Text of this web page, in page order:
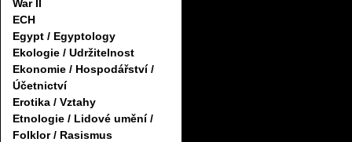
War II
ECH
Egypt / Egyptology
Ekologie / Udržitelnost
Ekonomie / Hospodářství /
Účetnictví
Erotika / Vztahy
Etnologie / Lidové umění /
Folklor / Rasismus